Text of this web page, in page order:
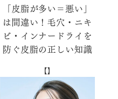
「皮脂が多い＝悪い」
は間違い！毛穴・ニキ
ビ・インナードライを
防ぐ皮脂の正しい知識
【】